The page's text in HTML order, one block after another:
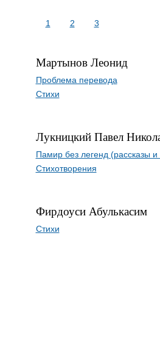
1 2 3
Мартынов Леонид
Проблема перевода
Стихи
Лукницкий Павел
Памир без легенд (рассказы и
Стихотворения
Фирдоуси Абулькасим
Стихи